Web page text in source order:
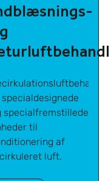
specialfremstillede
til
af
luft.